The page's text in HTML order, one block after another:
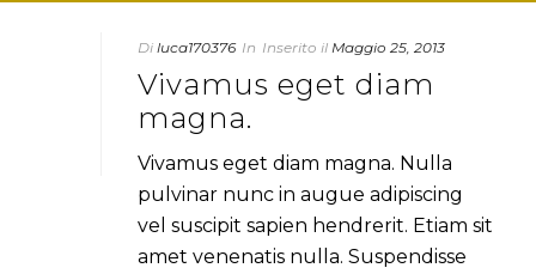
Di luca170376 In Inserito il Maggio 25, 2013
Vivamus eget diam
magna.
Vivamus eget diam magna. Nulla
pulvinar nunc in augue adipiscing
vel suscipit sapien hendrerit. Etiam sit
amet venenatis nulla. Suspendisse